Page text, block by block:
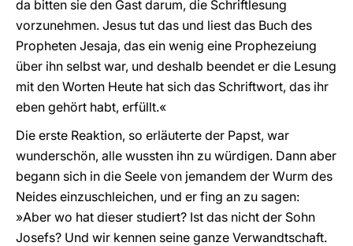
da bitten sie den Gast darum, die Schriftlesung
vorzunehmen. Jesus tut das und liest das Buch des
Propheten Jesaja, das ein wenig eine Prophezeiung
über ihn selbst war, und deshalb beendet er die Lesung
mit den Worten Heute hat sich das Schriftwort, das ihr
eben gehört habt, erfüllt.«
Die erste Reaktion, so erläuterte der Papst, war
wunderschön, alle wussten ihn zu würdigen. Dann aber
begann sich in die Seele von jemandem der Wurm des
Neides einzuschleichen, und er fing an zu sagen:
»Aber wo hat dieser studiert? Ist das nicht der Sohn
Josefs? Und wir kennen seine ganze Verwandtschaft.